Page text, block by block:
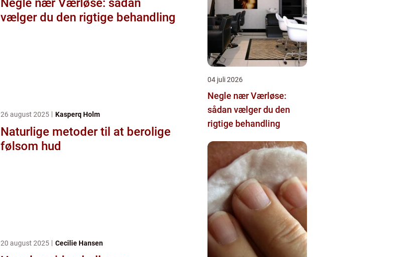
Negle nær Værløse: sådan
vælger du den rigtige behandling
26 august 2025 Kasperq Holm
Naturlige metoder til at berolige
følsom hud
20 august 2025 Cecilie Hansen
04 juli 2026
Negle nær Værløse:
sådan vælger du den
rigtige behandling